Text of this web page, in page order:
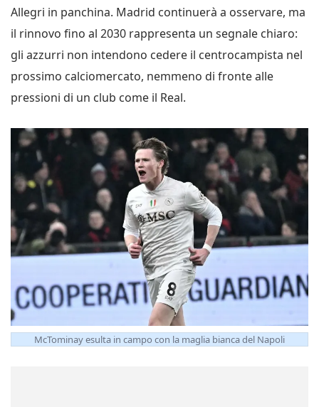
Allegri in panchina. Madrid continuerà a osservare, ma
il rinnovo fino al 2030 rappresenta un segnale chiaro:
gli azzurri non intendono cedere il centrocampista nel
prossimo calciomercato, nemmeno di fronte alle
pressioni di un club come il Real.
McTominay esulta in campo con la maglia bianca del Napoli